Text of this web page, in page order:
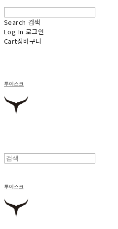
Search 검색
Log In 로그인
Cart장바구니
투이스코
투이스코